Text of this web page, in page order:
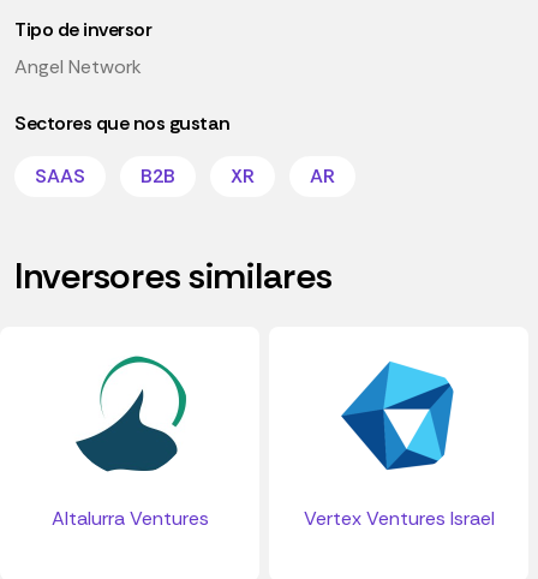
Tipo de inversor
Angel Network
Sectores que nos gustan
SAAS B2B XR AR
Inversores similares
Altalurra Ventures Vertex Ventures Israel